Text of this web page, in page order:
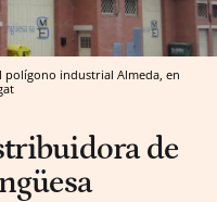
polígono industrial Almeda, en
de